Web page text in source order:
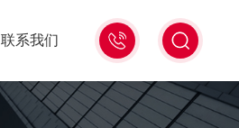
0531-
59683333
联系我们